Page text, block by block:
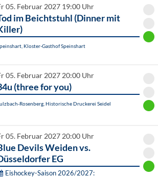
05. Februar 2027 19:00 Uhr
im Beichtstuhl (Dinner mit
Kloster-Gasthof Speinshart
05. Februar 2027 20:00 Uhr
(three for you)
Rosenberg, Historische Druckerei Seidel
05. Februar 2027 20:00 Uhr
Devils Weiden vs.
EG
Eishockey-Saison 2026/2027: